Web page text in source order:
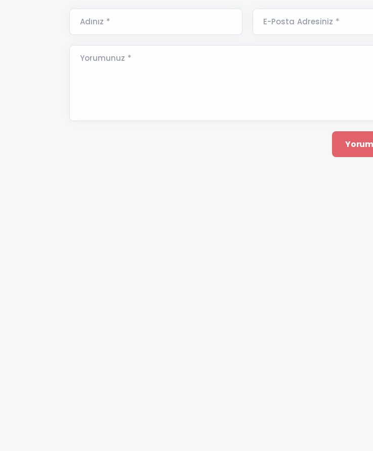
Adınız * E-Posta Adresiniz *
Yorumunuz *